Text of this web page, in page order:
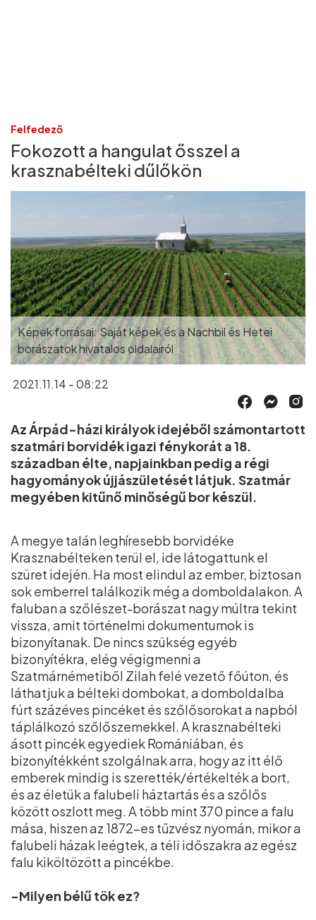
Felfedező
Fokozott a hangulat ősszel a
krasznabélteki dűlőkön
Képek forrásai: Saját képek és a Nachbil és Hetei
borászatok hivatalos oldalairól
2021.11.14 - 08:22
Az Árpád-házi királyok idejéből számontartott
szatmári borvidék igazi fénykorát a 18.
században élte, napjainkban pedig a régi
hagyományok újjászületését látjuk. Szatmár
megyében kitűnő minőségű bor készül.
A megye talán leghíresebb borvidéke
Krasznabélteken terül el, ide látogattunk el
szüret idején. Ha most elindul az ember, biztosan
sok emberrel találkozik még a domboldalakon. A
faluban a szőlészet-borászat nagy múltra tekint
vissza, amit történelmi dokumentumok is
bizonyítanak. De nincs szükség egyéb
bizonyítékra, elég végigmenni a
Szatmárnémetiből Zilah felé vezető főúton, és
láthatjuk a bélteki dombokat, a domboldalba
fúrt százéves pincéket és szőlősorokat a napból
táplálkozó szőlőszemekkel. A krasznabélteki
ásott pincék egyediek Romániában, és
bizonyítékként szolgálnak arra, hogy az itt élő
emberek mindig is szerették/értékelték a bort,
és az életük a falubeli háztartás és a szőlős
között oszlott meg. A több mint 370 pince a falu
mása, hiszen az 1872-es tűzvész nyomán, mikor a
falubeli házak leégtek, a téli időszakra az egész
falu kiköltözött a pincékbe.
-Milyen bélű tök ez?